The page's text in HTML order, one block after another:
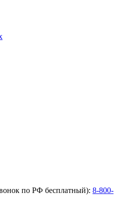
по РФ бесплатный): 8-800-